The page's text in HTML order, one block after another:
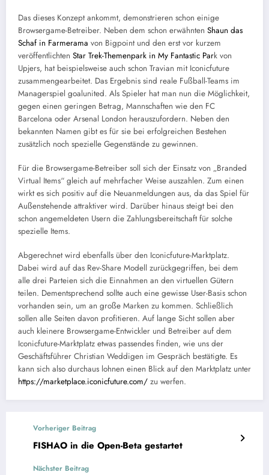
Das dieses Konzept ankommt, demonstrieren schon einige
Browsergame-Betreiber. Neben dem schon erwähnten Shaun das
Schaf in Farmerama von Bigpoint und den erst vor kurzem
veröffentlichten Star Trek-Themenpark in My Fantastic Park von
Upjers, hat beispielsweise auch schon Travian mit Iconicfuture
zusammengearbeitet. Das Ergebnis sind reale Fußball-Teams im
Managerspiel goalunited. Als Spieler hat man nun die Möglichkeit,
gegen einen geringen Betrag, Mannschaften wie den FC
Barcelona oder Arsenal London herauszufordern. Neben den
bekannten Namen gibt es für sie bei erfolgreichen Bestehen
zusätzlich noch spezielle Gegenstände zu gewinnen.
Für die Browsergame-Betreiber soll sich der Einsatz von „Branded
Virtual Items“ gleich auf mehrfacher Weise auszahlen. Zum einen
wirkt es sich positiv auf die Neuanmeldungen aus, da das Spiel für
Außenstehende attraktiver wird. Darüber hinaus steigt bei den
schon angemeldeten Usern die Zahlungsbereitschaft für solche
spezielle Items.
Abgerechnet wird ebenfalls über den Iconicfuture-Marktplatz.
Dabei wird auf das Rev-Share Modell zurückgegriffen, bei dem
alle drei Parteien sich die Einnahmen an den virtuellen Gütern
teilen. Dementsprechend sollte auch eine gewisse User-Basis schon
vorhanden sein, um an große Marken zu kommen. Schließlich
sollen alle Seiten davon profitieren. Auf lange Sicht sollen aber
auch kleinere Browsergame-Entwickler und Betreiber auf dem
Iconicfuture-Marktplatz etwas passendes finden, wie uns der
Geschäftsführer Christian Weddigen im Gespräch bestätigte. Es
kann sich also durchaus lohnen einen Blick auf den Marktplatz unter
https://marketplace.iconicfuture.com/ zu werfen.
Vorheriger Beitrag
FISHAO in die Open-Beta gestartet
Nächster Beitrag